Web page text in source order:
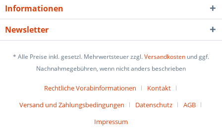
Informationen
Newsletter
* Alle Preise inkl. gesetzl. Mehrwertsteuer zzgl.Versandkosten und ggf.
Nachnahmegebühren, wenn nicht anders beschrieben
Rechtliche Vorabinformationen
Kontakt
Versand und Zahlungsbedingungen
Datenschutz
AGB
Impressum